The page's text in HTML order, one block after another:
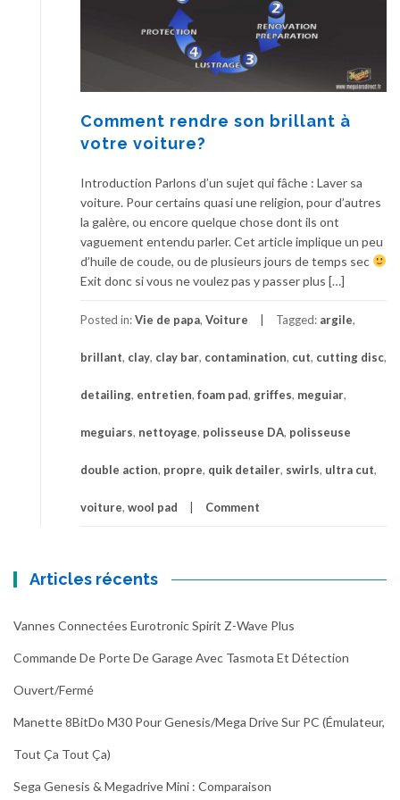
Comment rendre son brillant à
votre voiture?
Introduction Parlons d’un sujet qui fâche : Laver sa
voiture. Pour certains quasi une religion, pour d’autres
la galère, ou encore quelque chose dont ils ont
vaguement entendu parler. Cet article implique un peu
d’huile de coude, ou de plusieurs jours de temps sec
Exit donc si vous ne voulez pas y passer plus […]
Posted in:Vie de papa, Voiture Tagged: argile,
brillant, clay, clay bar, contamination, cut, cutting disc,
detailing, entretien, foam pad, griffes, meguiar,
meguiars, nettoyage, polisseuse DA, polisseuse
double action, propre, quik detailer, swirls, ultra cut,
voiture, wool pad Comment
Articles récents
Vannes Connectées Eurotronic Spirit Z-Wave Plus
Commande De Porte De Garage Avec Tasmota Et Détection
Ouvert/fermé
Manette 8BitDo M30 Pour Genesis/Mega Drive Sur PC (émulateur,
Tout Ça Tout Ça)
Sega Genesis & Megadrive Mini : Comparaison